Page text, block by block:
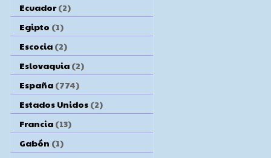
Ecuador (2)
Egipto (1)
Escocia (2)
Eslovaquia (2)
España (774)
Estados Unidos (2)
Francia (13)
Gabón (1)